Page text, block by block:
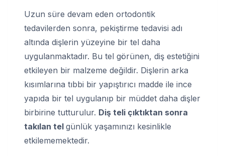
Uzun süre devam eden ortodontik
tedavilerden sonra, pekiştirme tedavisi adı
altında dişlerin yüzeyine bir tel daha
uygulanmaktadır. Bu tel görünen, diş estetiğini
etkileyen bir malzeme değildir. Dişlerin arka
kısımlarına tıbbi bir yapıştırıcı madde ile ince
yapıda bir tel uygulanıp bir müddet daha dişler
birbirine tutturulur. Diş teli çıktıktan sonra
takılan tel günlük yaşamınızı kesinlikle
etkilememektedir.